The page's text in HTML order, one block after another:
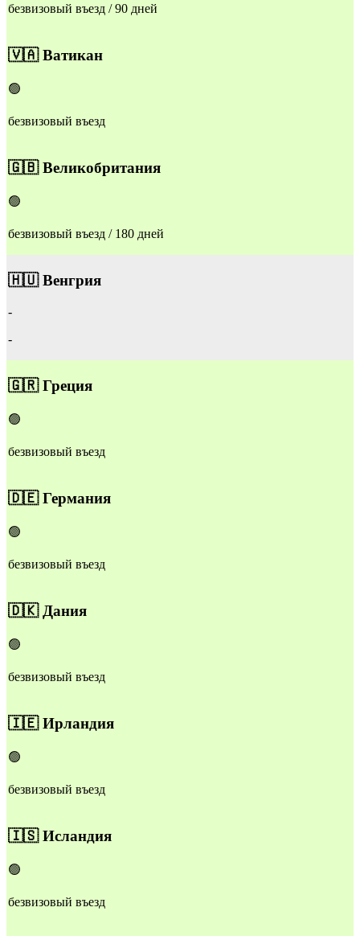
безвизовый въезд / 90 дней
🇻🇦Ватикан
🟢
безвизовый въезд
🇬🇧Великобритания
🟢
безвизовый въезд / 180 дней
🇭🇺Венгрия
-
-
🇬🇷Греция
🟢
безвизовый въезд
🇩🇪Германия
🟢
безвизовый въезд
🇩🇰 Дания
🟢
безвизовый въезд
🇮🇪Ирландия
🟢
безвизовый въезд
🇮🇸Исландия
🟢
безвизовый въезд